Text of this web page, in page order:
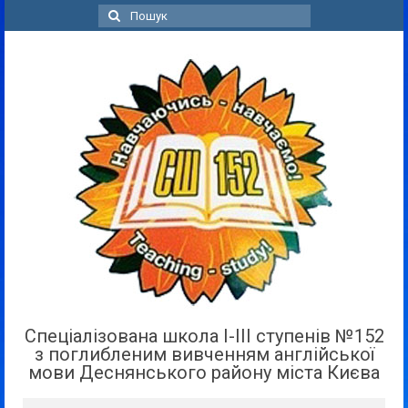
Пошук
для:
Спеціалізована школа І-ІІІ ступенів №152
з поглибленим вивченням англійської
мови Деснянського району міста Києва